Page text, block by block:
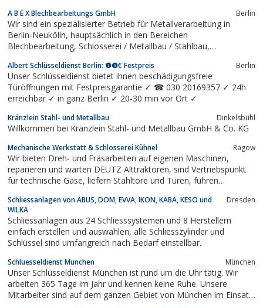
A B E X Blechbearbeitungs GmbH Berlin
Wir sind ein spezialisierter Betrieb für Metallverarbeitung in
Berlin-Neukölln, hauptsächlich in den Bereichen
Blechbearbeitung, Schlosserei / Metallbau / Stahlbau,
Rohrbiegen, Herstellung automatischer Türen und Tore,
Reparaturservice sowie Drehen / Fräsen für...
Albert Schlüsseldienst Berlin: ❶❾€ Festpreis Berlin
Unser Schlüsseldienst bietet ihnen beschädigungsfreie
Türöffnungen mit Festpreisgarantie ✓ ☎ 030 20169357 ✓ 24h
erreichbar ✓ in ganz Berlin ✓ 20-30 min vor Ort ✓
Kränzlein Stahl- und Metallbau Dinkelsbühl
Willkommen bei Kränzlein Stahl- und Metallbau GmbH & Co. KG
Mechanische Werkstatt & Schlosserei Kühnel Ragow
Wir bieten Dreh- und Fräsarbeiten auf eigenen Maschinen,
reparieren und warten DEUTZ Alttraktoren, sind Vertriebspunkt
für technische Gase, liefern Stahltore und Türen, führen
und sind DEKRA Stützpunkt für Land- und Forstwirtschaftliche
Fahrzeuge.
Schliessanlagen von ABUS, DOM, EVVA, IKON, KABA, KESO und
WILKA
Dresden
Schliessanlagen aus 24 Schliesssystemen und 8 Herstellern
einfach erstellen und auswählen, alle Schliesszylinder und
Schlüssel sind umfangreich nach Bedarf einstellbar.
Schluesseldienst München München
Unser Schlüsseldienst München ist rund um die Uhr tätig. Wir
arbeiten 365 Tage im Jahr und kennen keine Ruhe. Unsere
Mitarbeiter sind auf dem ganzen Gebiet von München im Einsatz.